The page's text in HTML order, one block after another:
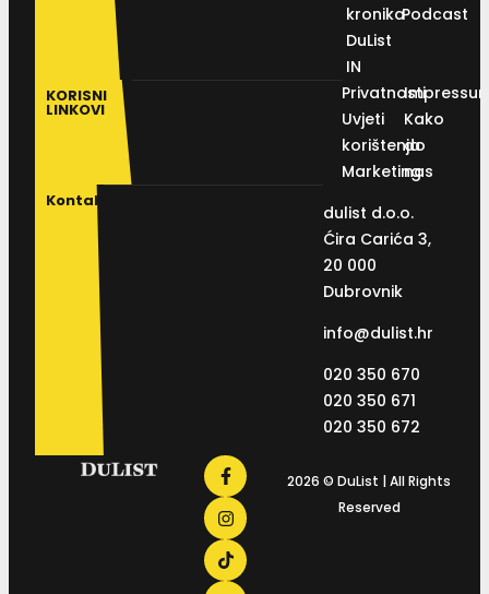
kronika
DuList
IN
Podcast
KORISNI
LINKOVI
Privatnosti
Uvjeti
korištenja
Marketing
Kako
do
nas
Kontakt
dulist d.o.o.
Ćira Carića 3,
20 000
Dubrovnik
info@dulist.hr
020 350 670
020 350 671
020 350 672
2026 © DuList | All Rights
Reserved